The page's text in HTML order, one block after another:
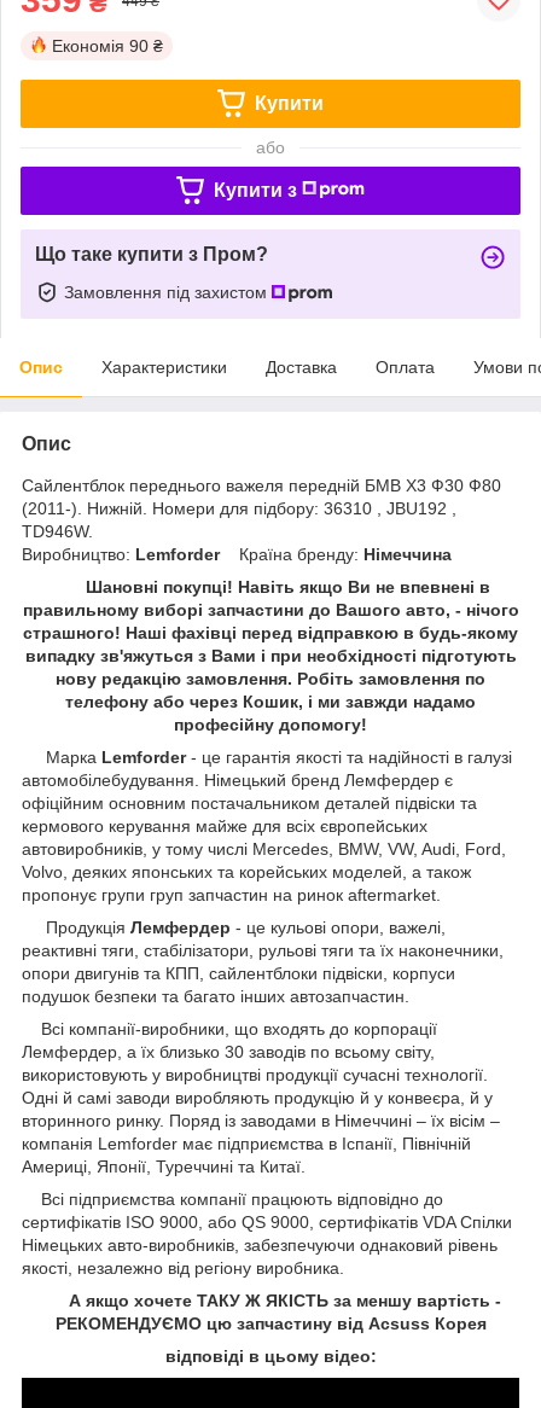
Економія 90 ₴
Купити
або
Купити з
Що таке купити з Пром?
Замовлення під захистом
Опис Характеристики Доставка Оплата Умови
Опис
Сайлентблок переднього важеля передній БМВ Х3 Ф30 Ф80
(2011-). Нижній. Номери для підбору: 36310 , JBU192 ,
TD946W.
Виробництво: LemforderКраїна бренду: Німеччина
Шановні покупці! Навіть якщо Ви не впевнені в
правильному виборі запчастини до Вашого авто, - нічого
страшного! Наші фахівці перед відправкою в будь-якому
випадку зв'яжуться з Вами і при необхідності підготують
нову редакцію замовлення. Робіть замовлення по
телефону або через Кошик, і ми завжди надамо
професійну допомогу!
Марка Lemforder- це гарантія якості та надійності в галузі
автомобілебудування. Німецький бренд Лемфердер є
офіційним основним постачальником деталей підвіски та
кермового керування майже для всіх європейських
автовиробників, у тому числі Mercedes, BMW, VW, Audi, Ford,
Volvo, деяких японських та корейських моделей, а також
пропонує групи груп запчастин на ринок aftermarket.
Продукція Лемфердер - це кульові опори, важелі,
реактивні тяги, стабілізатори, рульові тяги та їх наконечники,
опори двигунів та КПП, сайлентблоки підвіски, корпуси
подушок безпеки та багато інших автозапчастин.
Всі компанії-виробники, що входять до корпорації
Лемфердер, а їх близько 30 заводів по всьому світу,
використовують у виробництві продукції сучасні технології.
Одні й самі заводи виробляють продукцію й у конвеєра, й у
вторинного ринку. Поряд із заводами в Німеччині – їх вісім –
компанія Lemforder має підприємства в Іспанії, Північній
Америці, Японії, Туреччині та Китаї.
Всі підприємства компанії працюють відповідно до
сертифікатів ISO 9000, або QS 9000, сертифікатів VDA Спілки
Німецьких авто-виробників, забезпечуючи однаковий рівень
якості, незалежно від регіону виробника.
А якщо хочете ТАКУ Ж ЯКІСТЬ за меншу вартість -
РЕКОМЕНДУЄМО цю запчастину від Acsuss Корея
відповіді в цьому відео: